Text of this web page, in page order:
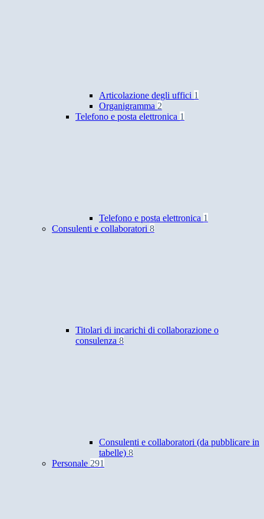
Articolazione degli uffici 1
Organigramma 2
Telefono e posta elettronica 1
Telefono e posta elettronica 1
Consulenti e collaboratori 8
Titolari di incarichi di collaborazione o
consulenza 8
Consulenti e collaboratori (da pubblicare in
tabelle) 8
Personale 291